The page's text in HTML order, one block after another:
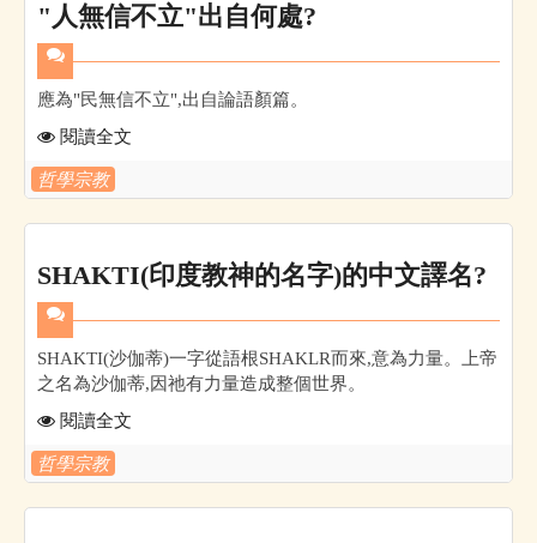
"人無信不立"出自何處?
應為"民無信不立",出自論語顏篇。
閱讀全文
哲學宗教
SHAKTI(印度教神的名字)的中文譯名?
SHAKTI(沙伽蒂)一字從語根SHAKLR而來,意為力量。上帝
之名為沙伽蒂,因祂有力量造成整個世界。
閱讀全文
哲學宗教